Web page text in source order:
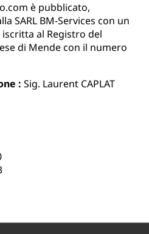
è pubblicato,
SARL BM-Services con un
al Registro del
di Mende con il numero
: Sig. Laurent CAPLAT